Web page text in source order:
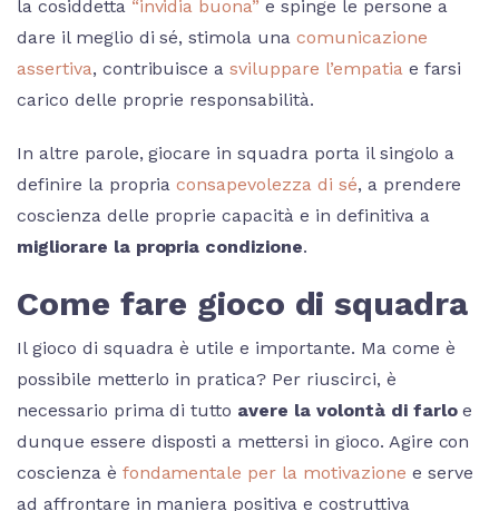
la cosiddetta “invidia buona” e spinge le persone a
dare il meglio di sé, stimola una comunicazione
assertiva, contribuisce asviluppare l’empatiae farsi
carico delle proprie responsabilità.
In altre parole, giocare in squadra porta il singolo a
definire la propriaconsapevolezza di sé, a prendere
coscienza delle proprie capacità e in definitiva a
migliorare la propria condizione.
Come fare gioco di squadra
Il gioco di squadra è utile e importante. Ma come è
possibile metterlo in pratica? Per riuscirci, è
necessario prima di tutto avere la volontà di farloe
dunque essere disposti a mettersi in gioco. Agire con
coscienza è fondamentale per la motivazione e serve
ad affrontare in maniera positiva e costruttiva